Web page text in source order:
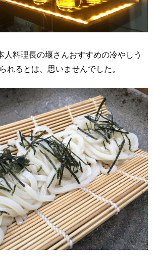
人料理長の堰さんおすすめの冷やしう
れるとは、思いませんでした。